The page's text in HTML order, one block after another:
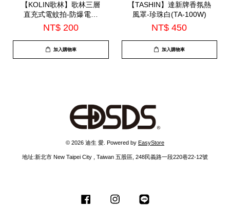
【KOLIN歌林】歌林三層
直充式電蚊拍-防爆電容
(KEM-HCB02)
NT$ 200
加入購物車
【TASHIN】達新牌香氛熱
風罩-珍珠白(TA-100W)
NT$ 450
加入購物車
© 2026 迪生 愛. Powered by EasyStore
地址:新北市 New Taipei City , Taiwan 五股區, 248民義路一段220巷22-12號
Facebook Instagram